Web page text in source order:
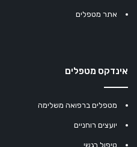
אתר מטפלים
אינדקס מטפלים
מטפלים ברפואה משלימה
יועצים רוחניים
טיפול רגשי